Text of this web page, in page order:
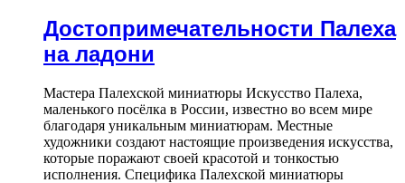
Достопримечательности Палеха
на ладони
Мастера Палехской миниатюры Искусство Палеха,
маленького посёлка в России, известно во всем мире
благодаря уникальным миниатюрам. Местные
художники создают настоящие произведения искусства,
которые поражают своей красотой и тонкостью
исполнения. Специфика Палехской миниатюры